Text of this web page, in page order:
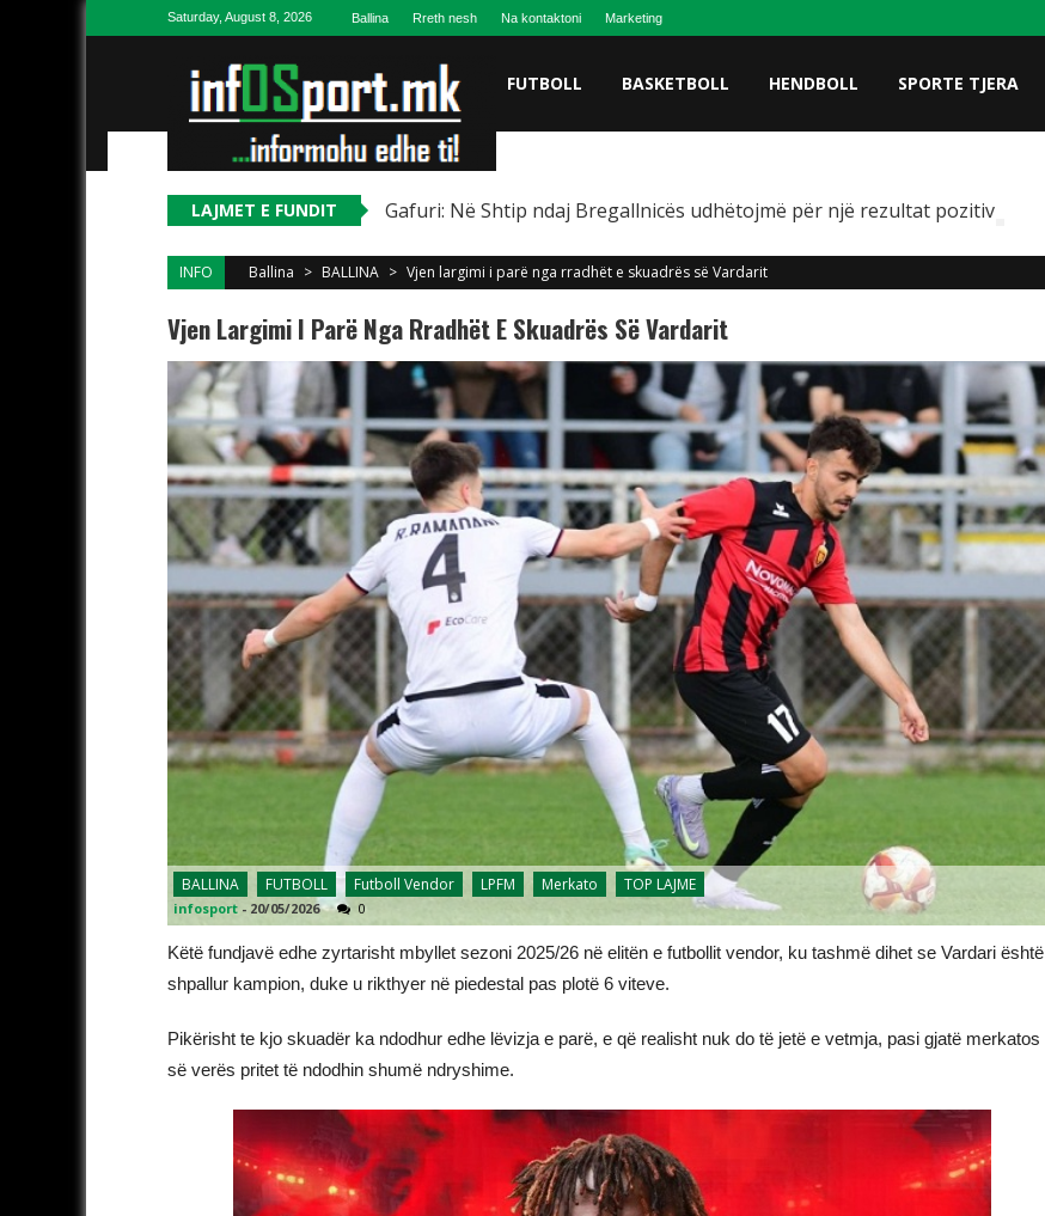
Skip to contentSaturday, August 8, 2026 Ballina Rreth nesh Na kontaktoni Marketing
FUTBOLL BASKETBOLL HENDBOLL SPORTE TJERA
LAJMET E FUNDIT Gafuri: Në Shtip ndaj Bregallnicës udhëtojmë për një rezultat pozitiv
INFO Ballina > BALLINA > Vjen largimi i parë nga rradhët e skuadrës së Vardarit
Vjen Largimi I Parë Nga Rradhët E Skuadrës Së Vardarit
BALLINA FUTBOLL Futboll Vendor LPFM Merkato TOP LAJME
infosport - 20/05/2026 0
Këtë fundjavë edhe zyrtarisht mbyllet sezoni 2025/26 në elitën e futbollit vendor, ku tashmë dihet se Vardari është
shpallur kampion, duke u rikthyer në piedestal pas plotë 6 viteve.
Pikërisht te kjo skuadër ka ndodhur edhe lëvizja e parë, e që realisht nuk do të jetë e vetmja, pasi gjatë merkatos
së verës pritet të ndodhin shumë ndryshime.